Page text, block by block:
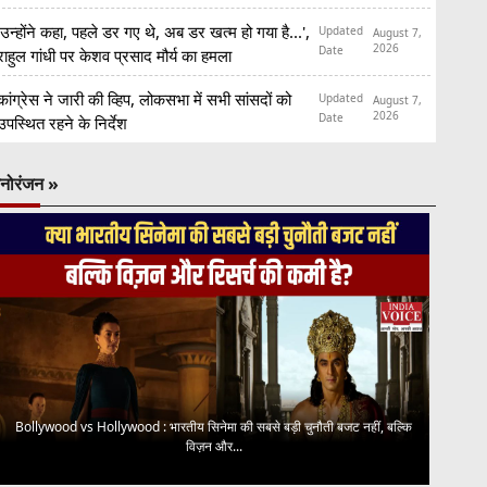
कहा, पहले डर गए थे, अब डर खत्म हो गया है...',
गांधी पर केशव प्रसाद मौर्य का हमला
Updated
Date
August 7,
2026
ने जारी की व्हिप, लोकसभा में सभी सांसदों को
रहने के निर्देश
Updated
Date
August 7,
2026
»
Bollywood vs Hollywood : भारतीय सिनेमा की सबसे बड़ी चुनौती बजट नहीं, बल्कि
विज़न और...